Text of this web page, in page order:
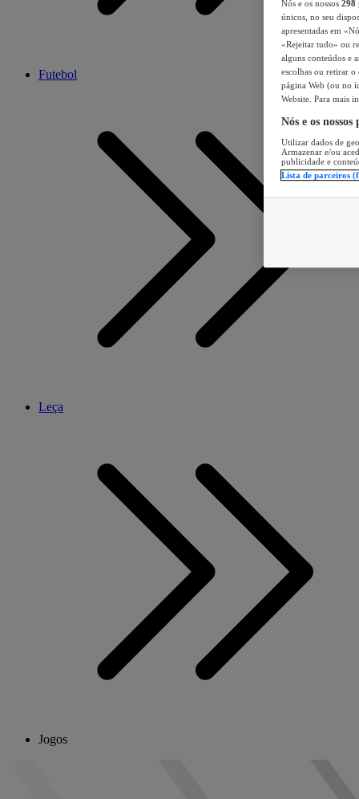
Futebol
Leça
Jogos
Nós e os nossos 298
únicos, no seu
apresentadas em
«Rejeitar tudo» ou
alguns conteúdos e
escolhas ou retirar
página Web (ou no
Website. Para mais
Nós e os
Utilizar dados de
Armazenar e/ou
publicidade e
Lista de parceiros